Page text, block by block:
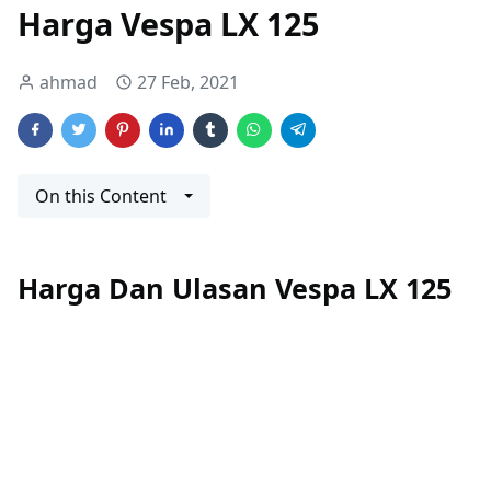
Harga Vespa LX 125
ahmad 27 Feb, 2021
On this Content
Harga Dan Ulasan Vespa LX 125